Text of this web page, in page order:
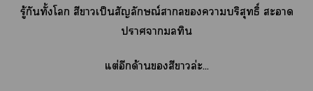
รู้กันทั้งโ สีาเป็นสัญลักษณ์าาบริสุทธิ์ ะา
าามลทิน
แต่อีกด้านสีาล่ะ...